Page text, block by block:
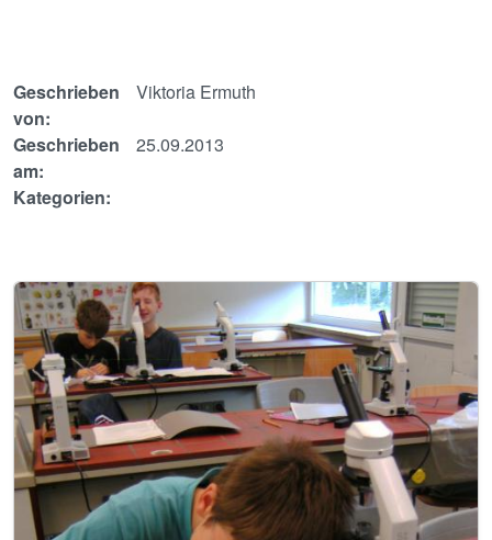
Geschrieben
von:
Viktoria Ermuth
Geschrieben
am:
25.09.2013
Kategorien:
Image